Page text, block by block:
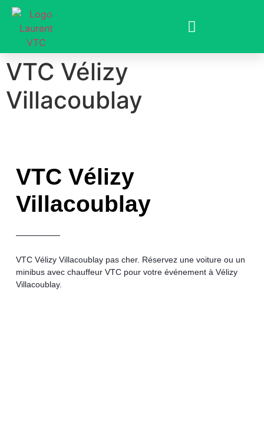
VTC Vélizy
Villacoublay
VTC Vélizy
Villacoublay
VTC Vélizy Villacoublay pas cher. Réservez une voiture ou un
minibus avec chauffeur VTC pour votre événement à Vélizy
Villacoublay.